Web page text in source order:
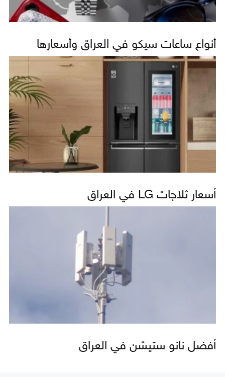
أنواع ساعات سيكو في العراق وأسعارها
أسعار ثلاجات LG في العراق
أفضل نانو ستيشن في العراق